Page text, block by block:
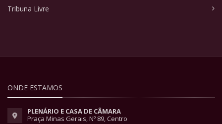
Tribuna Livre
ONDE ESTAMOS
PLENÁRIO E CASA DE CÂMARA
Praça Minas Gerais, Nº 89, Centro